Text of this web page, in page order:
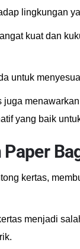
lingkungan
kuat dan
untuk
yang baik
kertas,
menjadi